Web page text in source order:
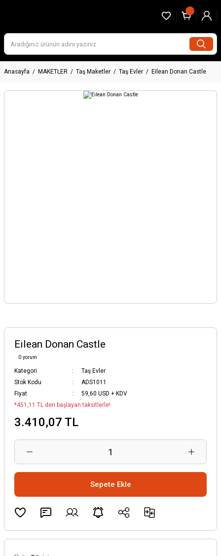
Anasayfa MAKETLER Taş Maketler Taş Evler Eilean Donan Castle
Eilean Donan Castle
0 yorum
Kategori
Taş Evler
Stok Kodu
ADS1011
Fiyat
59,60 USD + KDV
*451,11 TL den başlayan taksitlerle!
3.410,07 TL
Sepete Ekle